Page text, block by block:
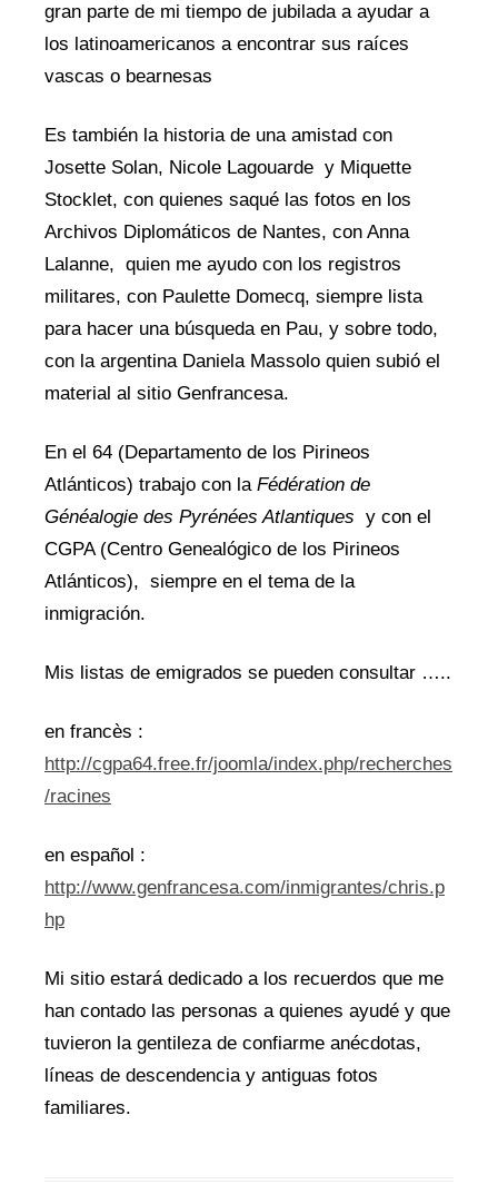
gran parte de mi tiempo de jubilada a ayudar a
los latinoamericanos a encontrar sus raíces
vascas o bearnesas
Es también la historia de una amistad con
Josette Solan, Nicole Lagouarde y Miquette
Stocklet, con quienes saqué las fotos en los
Archivos Diplomáticos de Nantes, con Anna
Lalanne, quien me ayudo con los registros
militares, con Paulette Domecq, siempre lista
para hacer una búsqueda en Pau, y sobre todo,
con la argentina Daniela Massolo quien subió el
material al sitio Genfrancesa.
En el 64 (Departamento de los Pirineos
Atlánticos) trabajo con la Fédération de
Généalogie des Pyrénées Atlantiques y con el
CGPA (Centro Genealógico de los Pirineos
Atlánticos), siempre en el tema de la
inmigración.
Mis listas de emigrados se pueden consultar …..
en francès :
http://cgpa64.free.fr/joomla/index.php/recherches
/racines
en español :
http://www.genfrancesa.com/inmigrantes/chris.p
hp
Mi sitio estará dedicado a los recuerdos que me
han contado las personas a quienes ayudé y que
tuvieron la gentileza de confiarme anécdotas,
líneas de descendencia y antiguas fotos
familiares.